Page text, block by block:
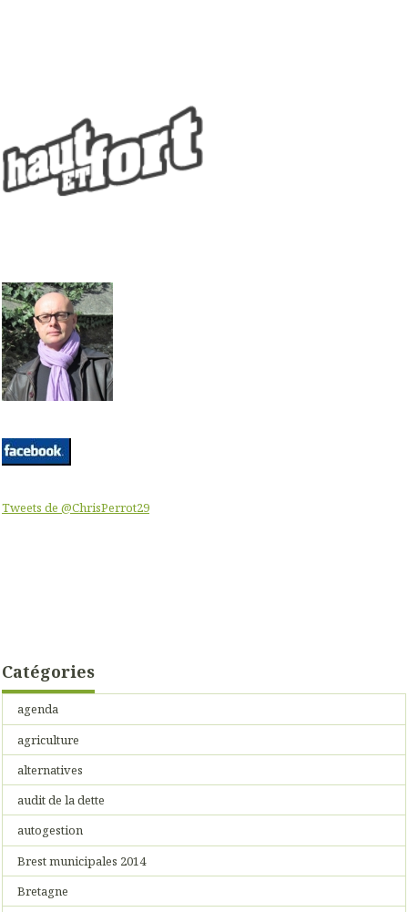
Tweets de @ChrisPerrot29
Catégories
agenda
agriculture
alternatives
audit de la dette
autogestion
Brest municipales 2014
Bretagne